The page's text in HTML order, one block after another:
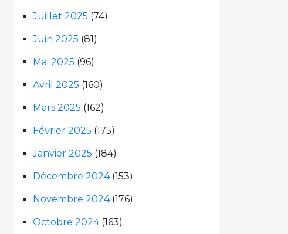
Juillet 2025 (74)
Juin 2025 (81)
Mai 2025 (96)
Avril 2025 (160)
Mars 2025 (162)
Février 2025 (175)
Janvier 2025 (184)
Décembre 2024(153)
Novembre 2024(176)
Octobre 2024(163)